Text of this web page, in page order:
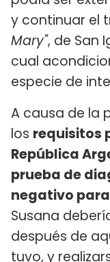
y continuar el
Mary", de San
cual
especie de
A causa de la
los requisitos
República
prueba de
negativo
Susana
después de
tuvo, y